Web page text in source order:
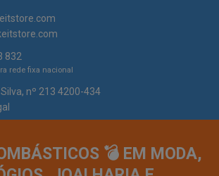
💣 EM MODA,
832
rede fixa nacional
nº 213 4200-434